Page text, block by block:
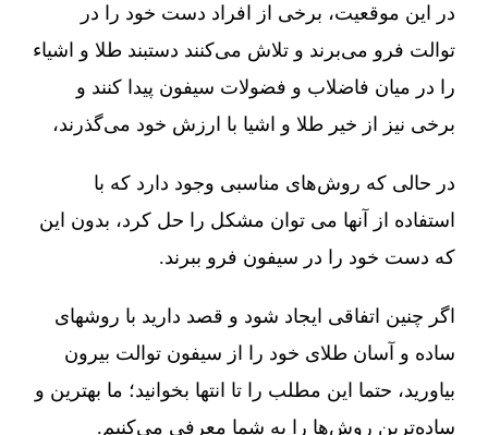
در این موقعیت، برخی از افراد دست خود را در
توالت فرو می‌برند و تلاش می‌کنند دستبند طلا و اشیاء
را در میان فاضلاب و فضولات سیفون پیدا کنند و
برخی نیز از خیر طلا و اشیا با ارزش خود می‌گذرند،
در حالی که روش‌های مناسبی وجود دارد که با
استفاده از آنها می توان مشکل را حل کرد، بدون این
که دست خود را در سیفون فرو ببرند.
اگر چنین اتفاقی ایجاد شود و قصد دارید با روشهای
ساده و آسان طلای خود را از سیفون توالت بیرون
بیاورید، حتما این مطلب را تا انتها بخوانید؛ ما بهترین و
ساده‌ترین روش‌ها را به شما معرفی می‌کنیم.